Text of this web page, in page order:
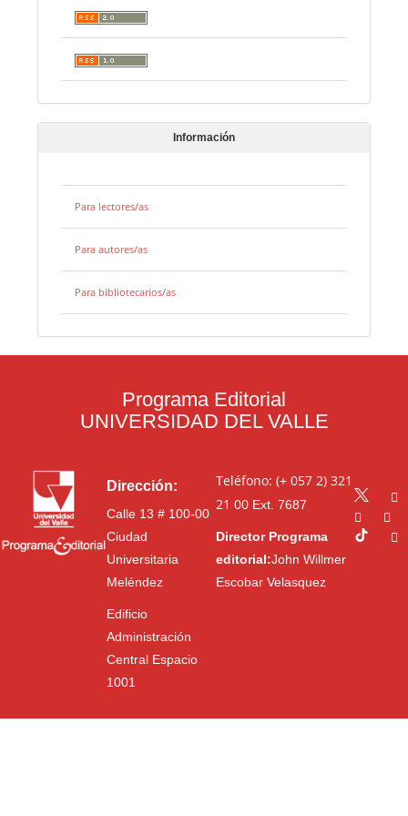
Información
Para lectores/as
Para autores/as
Para bibliotecarios/as
Programa Editorial
UNIVERSIDAD DEL VALLE
Dirección:
Calle 13 # 100-00
Ciudad
Universitaria
Meléndez
Edificio
Administración
Central Espacio
1001
Teléfono: (+ 057 2) 321
21 00Ext. 7687
Director Programa
editorial:John Willmer
Escobar Velasquez